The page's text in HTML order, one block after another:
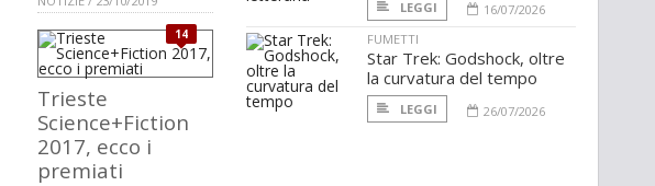
14
Trieste
Science+Fiction
2017, ecco i
premiati
LEGGI
16/07/2026
FUMETTI
Star Trek: Godshock, oltre
la curvatura del tempo
LEGGI 26/07/2026